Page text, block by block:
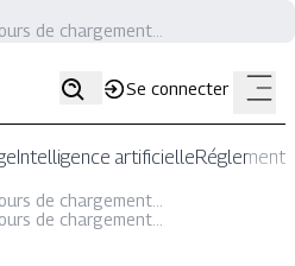
de chargement...
Se connecter
Intelligence artificielle
de chargement...
de chargement...